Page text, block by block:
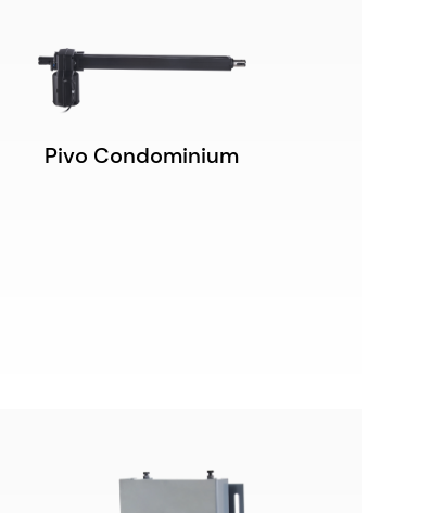
Pivo Condominium